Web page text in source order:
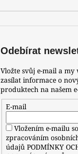
Odebírat
Vložte svůj e-mail a my
zasílat informace o
produktech na našem
E-mail
Vložením e-mailu
zpracováním
údajůPODMÍNKY